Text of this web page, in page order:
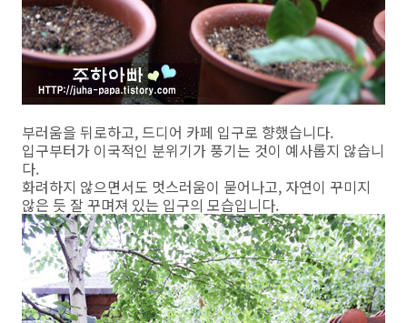
부러움을 뒤로하고, 드디어 카페 입구로 향했습니다.
입구부터가 이국적인 분위기가 풍기는 것이 예사롭지 않습니
다.
화려하지 않으면서도 멋스러움이 묻어나고, 자연이 꾸미지
않은 듯 잘 꾸며져 있는 입구의 모습입니다.